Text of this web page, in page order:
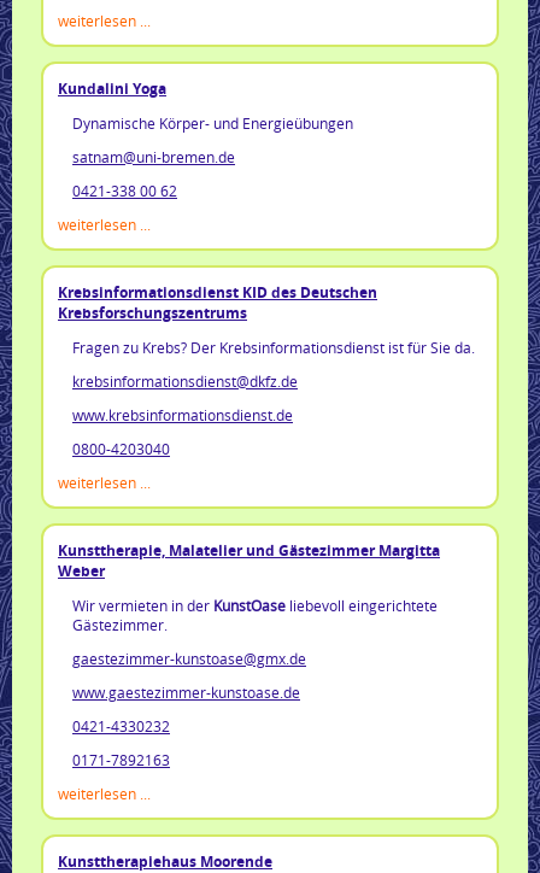
weiterlesen ...
Kundalini Yoga
Dynamische Körper- und Energieübungen
satnam@uni-bremen.de
0421-338 00 62
weiterlesen ...
Krebsinformationsdienst KID des Deutschen
Krebsforschungszentrums
Fragen zu Krebs? Der Krebsinformationsdienst ist für Sie da.
krebsinformationsdienst@dkfz.de
www.krebsinformationsdienst.de
0800-4203040
weiterlesen ...
Kunsttherapie, Malatelier und Gästezimmer Margitta
Weber
Wir vermieten in der KunstOase liebevoll eingerichtete
Gästezimmer.
gaestezimmer-kunstoase@gmx.de
www.gaestezimmer-kunstoase.de
0421-4330232
0171-7892163
weiterlesen ...
Kunsttherapiehaus Moorende